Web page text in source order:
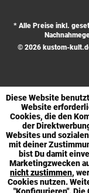
* Alle Preise inkl.
© 2026 kustom-
Diese Website
Website
Cookies, die den
der
Websites und
mit deiner
bist Du damit
Marketingzwecken
nicht zustimmen,
Cookies nutzen.